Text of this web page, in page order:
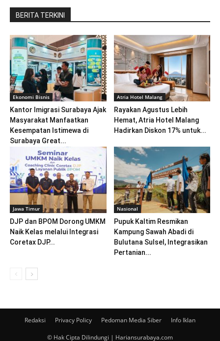
BERITA TERKINI
Ekonomi Bisnis
Kantor Imigrasi Surabaya Ajak
Masyarakat Manfaatkan
Kesempatan Istimewa di
Surabaya Great...
Atria Hotel Malang
Rayakan Agustus Lebih
Hemat, Atria Hotel Malang
Hadirkan Diskon 17% untuk...
Jawa Timur
DJP dan BPOM Dorong UMKM
Naik Kelas melalui Integrasi
Coretax DJP...
Nasional
Pupuk Kaltim Resmikan
Kampung Sawah Abadi di
Bulutana Sulsel, Integrasikan
Pertanian...
Redaksi Privacy Policy Pedoman Media Siber Info Iklan
© Hak Cipta Dilindungi | Hariansurabaya.com